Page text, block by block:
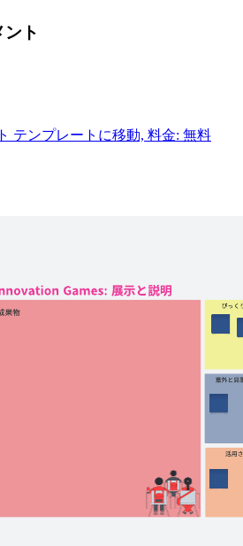
ト
テンプレートに移動, 料金: 無料